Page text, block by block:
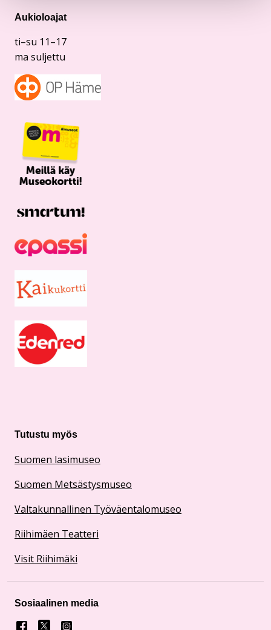
Aukioloajat
ti–su 11–17
ma suljettu
Tutustu myös
Suomen lasimuseo
Suomen Metsästysmuseo
Valtakunnallinen Työväentalomuseo
Riihimäen Teatteri
Visit Riihimäki
Sosiaalinen media